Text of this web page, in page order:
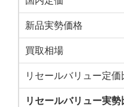
新品実勢価格
買取相場
リセールバリュー定価
リセールバリュー実勢